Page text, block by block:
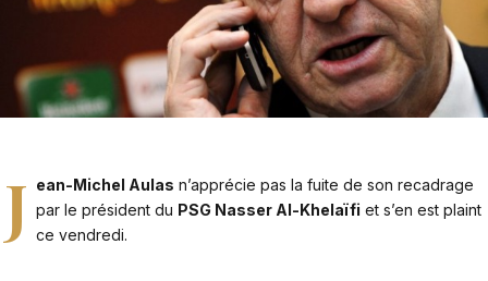
J ean-Michel Aulas n’apprécie pas la fuite de son recadrage
par le président du PSG Nasser Al-Khelaïfi et s’en est plaint
ce vendredi.